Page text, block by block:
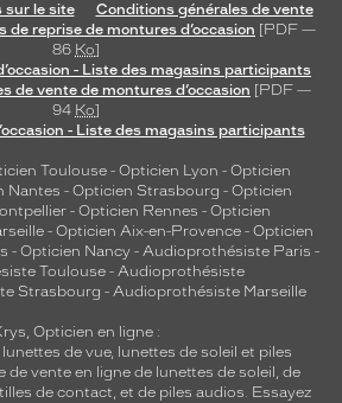
sur le site
Conditions générales de vente
reprise de montures d’occasion [PDF —
86 Ko]
- Liste des magasins participants
de vente de montures d’occasion [PDF —
94 Ko]
- Liste des magasins participants
Toulouse- Opticien Lyon - Opticien
Nantes - Opticien Strasbourg - Opticien
- Opticien Rennes - Opticien
- Opticien Aix-en-Provence - Opticien
- Opticien Nancy - Audioprothésiste Paris -
Toulouse- Audioprothésiste
Strasbourg - Audioprothésiste Marseille
Opticien en ligne :
lunettes de vue, lunettes de soleil et piles
de vente en ligne de lunettes de soleil, de
de contact, et de piles audios. Essayez